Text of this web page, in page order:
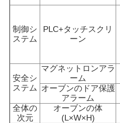
家
制御シ
ステム
PLC+タッチスクリ
ーン
安全シ
ステム
マグネットロンアラ
ーム
オーブンのドア保護
アラーム
全体の
次元
オーブンの体
(L×W×H)